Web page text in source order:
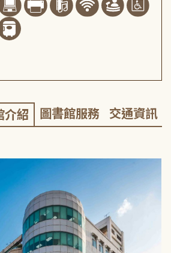
介紹 圖書館服務 交通資訊